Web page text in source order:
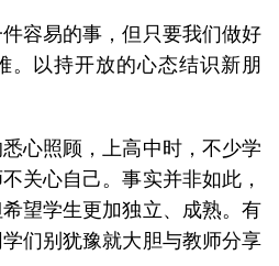
容易的事，但只要我们做好
。以持开放的心态结识新朋
心照顾，上高中时，不少学
关心自己。事实并非如此，
望学生更加独立、成熟。有
们别犹豫就大胆与教师分享